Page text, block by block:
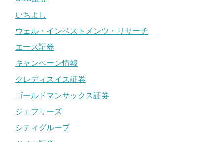
いちよし
ウェル・インベストメンツ・リサーチ
エース証券
キャンペーン情報
クレディスイス証券
ゴールドマンサックス証券
ジェフリーズ
シティグループ